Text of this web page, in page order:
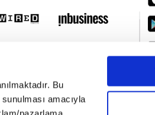
Bu
amacıyla